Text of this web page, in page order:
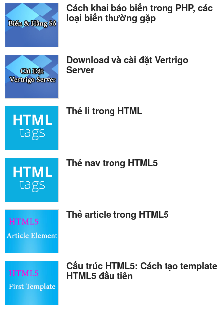
Cách khai báo biến trong PHP, các
loại biến thường gặp
Download và cài đặt Vertrigo
Server
Thẻ li trong HTML
Thẻ nav trong HTML5
Thẻ article trong HTML5
Cấu trúc HTML5: Cách tạo template
HTML5 đầu tiên